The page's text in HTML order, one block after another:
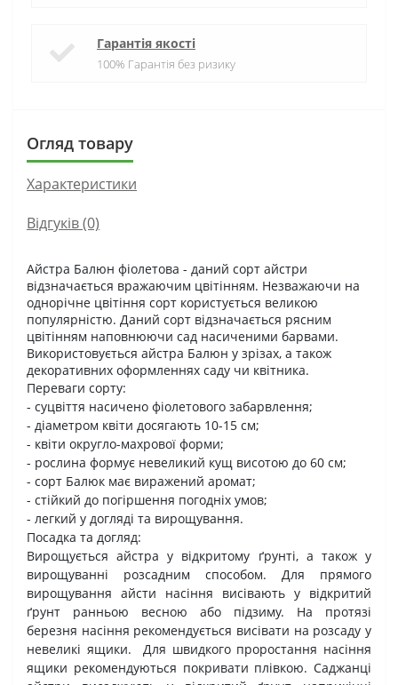
Гарантія якості
100% Гарантія без ризику
Огляд товару
Характеристики
Відгуків (0)
Айстра Балюн фіолетова - даний сорт айстри
відзначається вражаючим цвітінням. Незважаючи на
однорічне цвітіння сорт користується великою
популярністю. Даний сорт відзначається рясним
цвітінням наповнюючи сад насиченими барвами.
Використовується айстра Балюн у зрізах, а також
декоративних оформленнях саду чи квітника.
Переваги сорту:
- суцвіття насичено фіолетового забарвлення;
- діаметром квіти досягають 10-15 см;
- квіти округло-махрової форми;
- рослина формує невеликий кущ висотою до 60 см;
- сорт Балюк має виражений аромат;
- стійкий до погіршення погодніх умов;
- легкий у догляді та вирощування.
Посадка та догляд:
Вирощується айстра у відкритому ґрунті, а також у
вирощуванні розсадним способом. Для прямого
вирощування айсти насіння висівають у відкритий
ґрунт ранньою весною або підзиму. На протязі
березня насіння рекомендується висівати на розсаду у
невеликі ящики. Для швидкого проростання насіння
ящики рекомендуються покривати плівкою. Саджанці